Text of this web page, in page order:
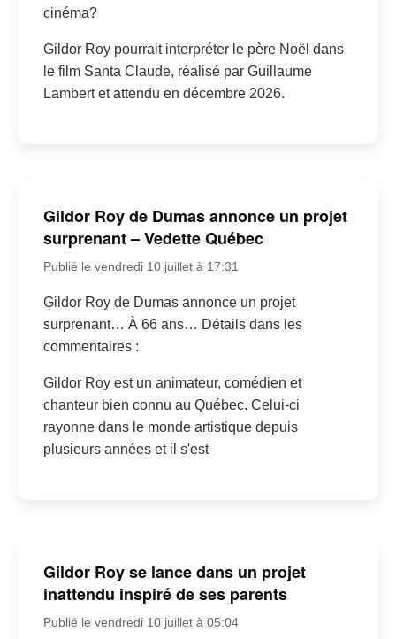
cinéma?
Gildor Roy pourrait interpréter le père Noël dans
le film Santa Claude, réalisé par Guillaume
Lambert et attendu en décembre 2026.
Gildor Roy de Dumas annonce un projet
surprenant – Vedette Québec
Publié le vendredi 10 juillet à 17:31
Gildor Roy de Dumas annonce un projet
surprenant… À 66 ans… Détails dans les
commentaires :
Gildor Roy est un animateur, comédien et
chanteur bien connu au Québec. Celui-ci
rayonne dans le monde artistique depuis
plusieurs années et il s'est
Gildor Roy se lance dans un projet
inattendu inspiré de ses parents
Publié le vendredi 10 juillet à 05:04